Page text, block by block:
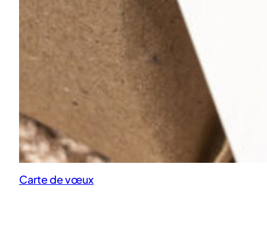
Carte de vœux